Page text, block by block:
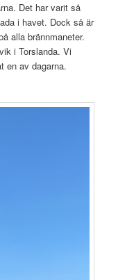
Det har varit så
i havet. Dock så är
alla brännmaneter.
i Torslanda. Vi
en av dagarna.